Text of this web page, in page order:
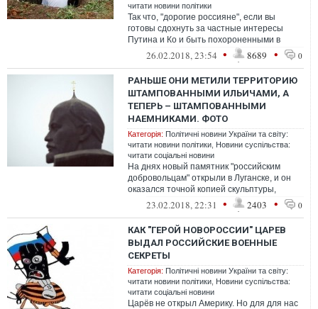
читати новини політики
Так что, "дорогие россияне", если вы
готовы сдохнуть за частные интересы
Путина и Ко и быть похороненными в
безымянной яме в Сирии или Украине, то
26.02.2018, 23:54 • 8689 • 0
РАНЬШЕ ОНИ МЕТИЛИ ТЕРРИТОРИЮ
ШТАМПОВАННЫМИ ИЛЬИЧАМИ, А
ТЕПЕРЬ – ШТАМПОВАННЫМИ
НАЕМНИКАМИ. ФОТО
Категорія: Політичні новини України та світу:
читати новини політики Новини суспільства:
читати соціальні новини
На днях новый памятник "российским
добровольцам" открыли в Луганске, и он
оказался точной копией скульптуры,
которую ранее установили в Сирии. Даже
23.02.2018, 22:31 • 2403 • 0
КАК "ГЕРОЙ НОВОРОССИИ" ЦАРЕВ
ВЫДАЛ РОССИЙСКИЕ ВОЕННЫЕ
СЕКРЕТЫ
Категорія: Політичні новини України та світу:
читати новини політики Новини суспільства:
читати соціальні новини
Царёв не открыл Америку. Но для для нас